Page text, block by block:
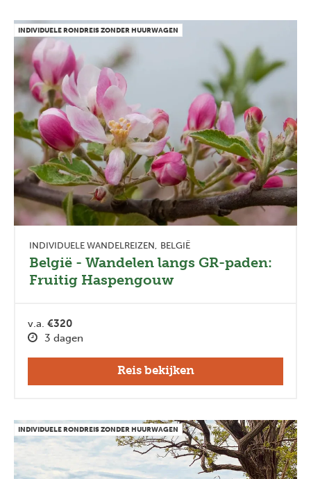
INDIVIDUELE RONDREIS ZONDER HUURWAGEN
INDIVIDUELE WANDELREIZEN BELGIË
België - Wandelen langs GR-paden:
Fruitig Haspengouw
v.a. €320
3 dagen
Reis bekijken
INDIVIDUELE RONDREIS ZONDER HUURWAGEN